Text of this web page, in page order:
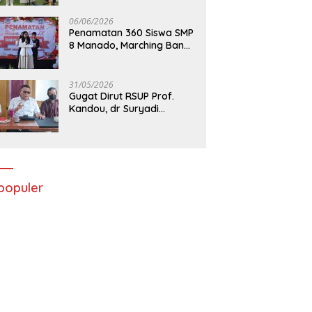
06/06/2026
Penamatan 360 Siswa SMP
8 Manado, Marching Band
31/05/2026
Gugat Dirut RSUP Prof.
Kandou, dr Suryadi